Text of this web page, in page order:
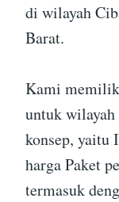
di wilayah
Barat.
Kami
untuk wilayah
konsep, yaitu
harga Paket
termasuk